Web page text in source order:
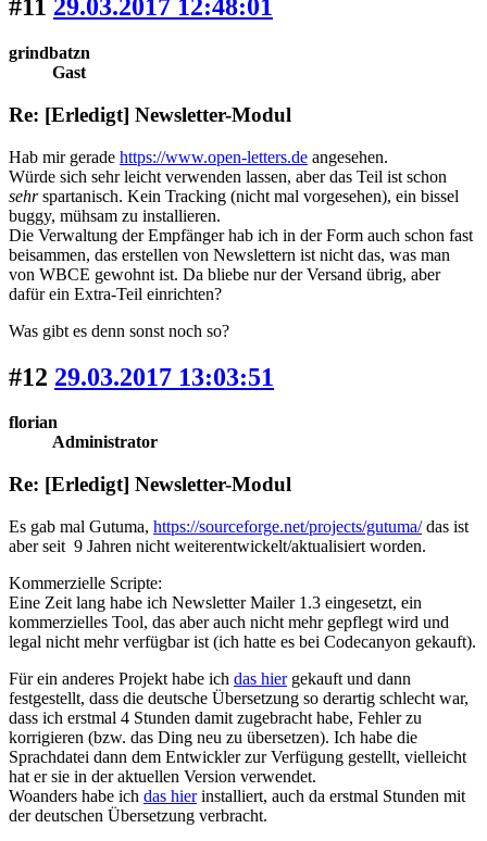
#11 29.03.2017 12:48:01
grindbatzn
Gast
Re: [Erledigt] Newsletter-Modul
Hab mir gerade https://www.open-letters.de angesehen.
Würde sich sehr leicht verwenden lassen, aber das Teil ist schon
sehrspartanisch. Kein Tracking (nicht mal vorgesehen), ein bissel
buggy, mühsam zu installieren.
Die Verwaltung der Empfänger hab ich in der Form auch schon fast
beisammen, das erstellen von Newslettern ist nicht das, was man
von WBCE gewohnt ist. Da bliebe nur der Versand übrig, aber
dafür ein Extra-Teil einrichten?
Was gibt es denn sonst noch so?
#12 29.03.2017 13:03:51
florian
Administrator
Re: [Erledigt] Newsletter-Modul
Es gab mal Gutuma, https://sourceforge.net/projects/gutuma/das ist
aber seit 9 Jahren nicht weiterentwickelt/aktualisiert worden.
Kommerzielle Scripte:
Eine Zeit lang habe ich Newsletter Mailer 1.3 eingesetzt, ein
kommerzielles Tool, das aber auch nicht mehr gepflegt wird und
legal nicht mehr verfügbar ist (ich hatte es bei Codecanyon gekauft).
Für ein anderes Projekt habe ich das hiergekauft und dann
festgestellt, dass die deutsche Übersetzung so derartig schlecht war,
dass ich erstmal 4 Stunden damit zugebracht habe, Fehler zu
korrigieren (bzw. das Ding neu zu übersetzen). Ich habe die
Sprachdatei dann dem Entwickler zur Verfügung gestellt, vielleicht
hat er sie in der aktuellen Version verwendet.
Woanders habe ich das hierinstalliert, auch da erstmal Stunden mit
der deutschen Übersetzung verbracht.